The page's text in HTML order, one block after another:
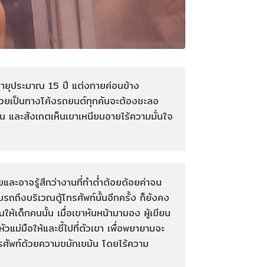
ยุประมาณ 15 ปี แต่งกายค่อนข้าง
เป็นทางโค้งรถยนต์ทุกคันจะต้องชะลอ
ละสังเกตเห็นเขาเหนียมอายไร้ความมั่นใจ
ละอาจรู้สึกว่างานที่ทำต่ำต้อยด้อยค่าจน
รถถึงบริเวณตู้โทรศัพท์นั้นอีกครั้ง ก็ยังคง
เด็กคนนั้น เมื่อเขาหันหน้ามามอง ผู้เขียน
ม่มือให้และชี้ไปที่ตัวเขา เพื่อพยายามจะ
ศัพท์ด้วยความขมักเขม้น โดยไร้ความ